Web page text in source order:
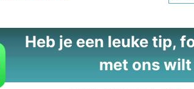
Heb je een leuke tip,
met ons